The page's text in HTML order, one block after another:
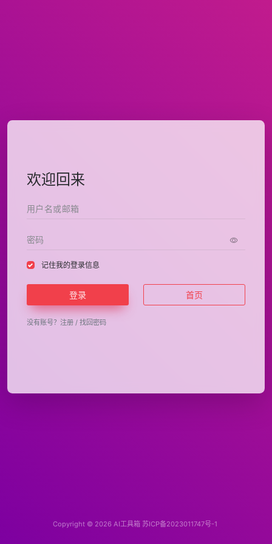
欢迎回来
记住我的登录信息
登录 首页
没有账号？ 注册 / 找回密码
Copyright © 2026 AI工具箱 苏ICP备2023011747号-1